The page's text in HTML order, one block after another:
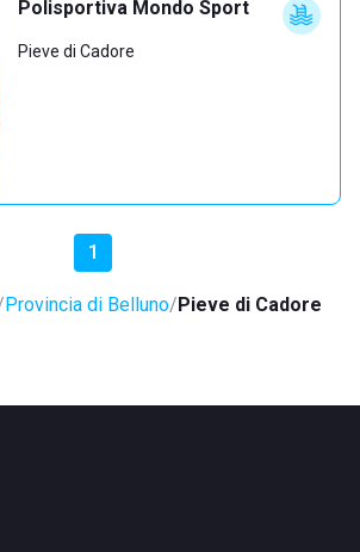
Polisportiva Mondo Sport
Pieve di Cadore
1
Provincia di Belluno Pieve di Cadore